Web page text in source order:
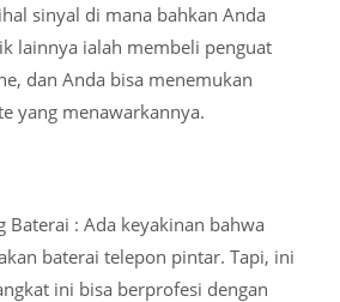
sinyal di mana bahkan Anda
lainnya ialah membeli penguat
dan Anda bisa menemukan
yang menawarkannya.
Baterai : Ada keyakinan bahwa
baterai telepon pintar. Tapi, ini
ini bisa berprofesi dengan